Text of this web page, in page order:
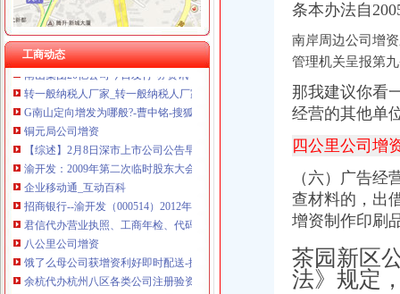
工商动态
中国深圳南山区黄页|名录_中国深圳南山区公司|厂家-八方资源深圳黄页
名称南山集团有限公司-张小8钢Kp的空间-搜狐博客
南山集团20亿公司今日发行-券资讯-中金在线
转一般纳税人厂家_转一般纳税人厂家/公司-阿里巴巴公司黄页
G南山定向增发为哪般?-曹中铭-搜狐博客
铜元局公司增资
【综述】2月8日深市上市公司公告早间快递_财经_凤凰网
渝开发：2009年第二次临时股东大会决议公告_渝开发（000514）_公
企业移动通_互动百科
招商银行--渝开发（000514）2012年年度报告
君信代办营业执照、工商年检、代码年检、代理记账、重庆工商年检
八公里公司增资
饿了么母公司获增资利好即时配送-搜狐科技
余杭代办杭州八区各类公司注册验资增资_志趣网
公司增资可能涉及的八大法律问题_税法本是同根生_新浪博客
条本办法自
南岸周边公司增
管理机关呈报第
那我建议你看
经营的其他单
四公里公司增
（六）广告
查材料的，出
增资制作印刷
茶园新区
法》规定